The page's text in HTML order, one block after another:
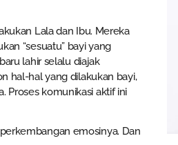
Lala dan Ibu. Mereka
“sesuatu” bayi yang
lahir selalu diajak
hal-hal yang dilakukan bayi,
Proses komunikasi aktif ini
emosinya. Dan